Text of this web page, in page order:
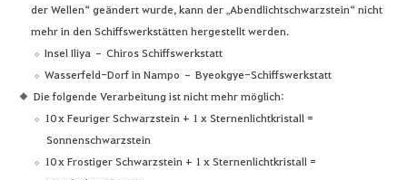
der Wellen“ geändert wurde, kann der „Abendlichtschwarzstein“ nicht
mehr in den Schiffswerkstätten hergestellt werden.
Insel Iliya – Chiros Schiffswerkstatt
Wasserfeld-Dorf in Nampo – Byeokgye-Schiffswerkstatt
Die folgende Verarbeitung ist nicht mehr möglich:
10 x Feuriger Schwarzstein + 1 x Sternenlichtkristall =
Sonnenschwarzstein
10 x Frostiger Schwarzstein + 1 x Sternenlichtkristall =